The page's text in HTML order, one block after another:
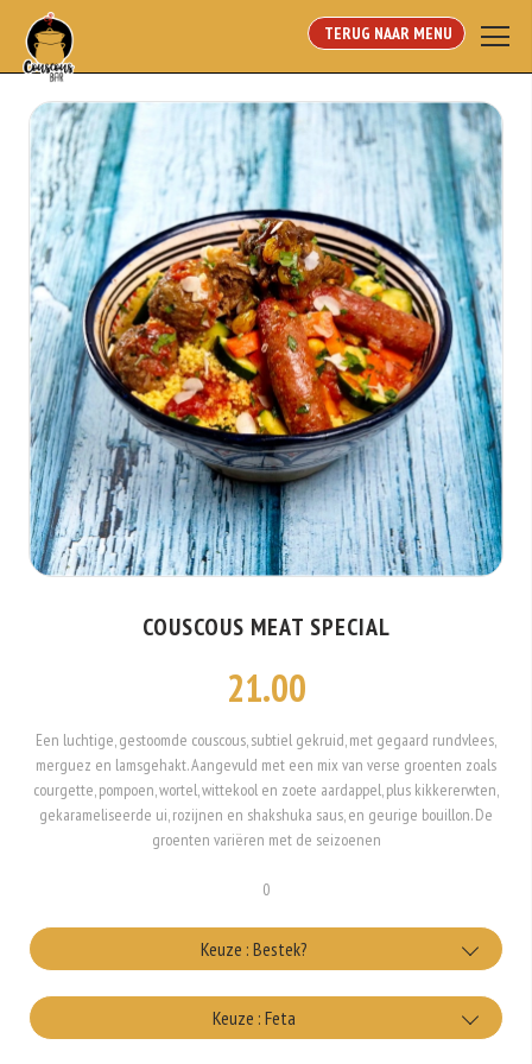
TERUG NAAR MENU
COUSCOUS MEAT SPECIAL
21.00
Een luchtige, gestoomde couscous, subtiel gekruid, met gegaard rundvlees,
merguez en lamsgehakt. Aangevuld met een mix van verse groenten zoals
courgette, pompoen, wortel, wittekool en zoete aardappel, plus kikkererwten,
gekarameliseerde ui, rozijnen en shakshuka saus, en geurige bouillon. De
groenten variëren met de seizoenen
0
Keuze : Bestek?
met bestek
Keuze : Feta